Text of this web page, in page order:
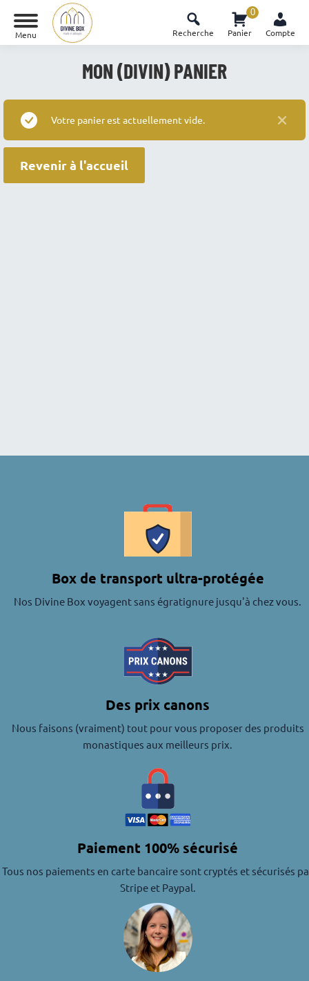
Menu Recherche Panier
0
Compte
MON (DIVIN) PANIER
Votre panier est actuellement vide.
Revenir à l'accueil
Box de transport ultra-protégée
Nos Divine Box voyagent sans égratignure jusqu'à chez vous.
Des prix canons
Nous faisons (vraiment) tout pour vous proposer des produits
monastiques aux meilleurs prix.
Paiement 100% sécurisé
Tous nos paiements en carte bancaire sont cryptés et sécurisés
Stripe et Paypal.